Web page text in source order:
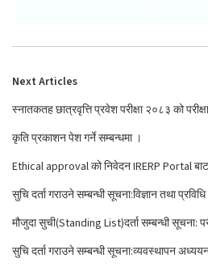
Next Articles
स्नातकतह छात्रवृत्ति प्रवेश परीक्षा २०८३ को
कृति प्रकाशन पेश गर्ने सम्बन्धमा ।
Ethical approval को निवेदन IRERP Portal
सुचि दर्ता गराउने सम्बन्धी सूचना:विज्ञान तथा
मौजुदा सुची(Standing List)दर्ता सम्बन्धी सूचना:
सुचि दर्ता गराउने सम्बन्धी सूचना:व्यवस्थापन